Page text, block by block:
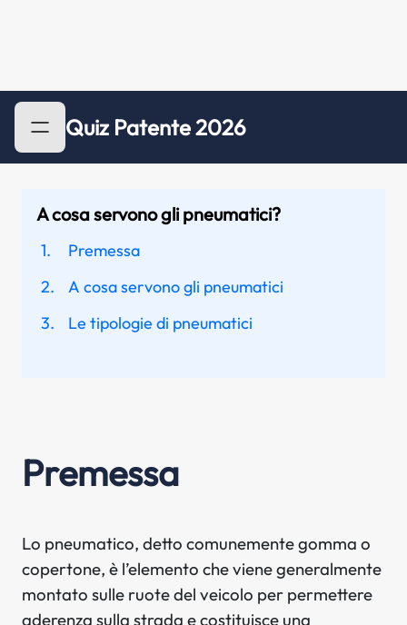
Quiz Patente 2026
A cosa servono gli pneumatici?
Premessa
A cosa servono gli pneumatici
Le tipologie di pneumatici
Premessa
Lo pneumatico, detto comunemente gomma o
copertone, è l’elemento che viene generalmente
montato sulle ruote del veicolo per permettere
aderenza sulla strada e costituisce una